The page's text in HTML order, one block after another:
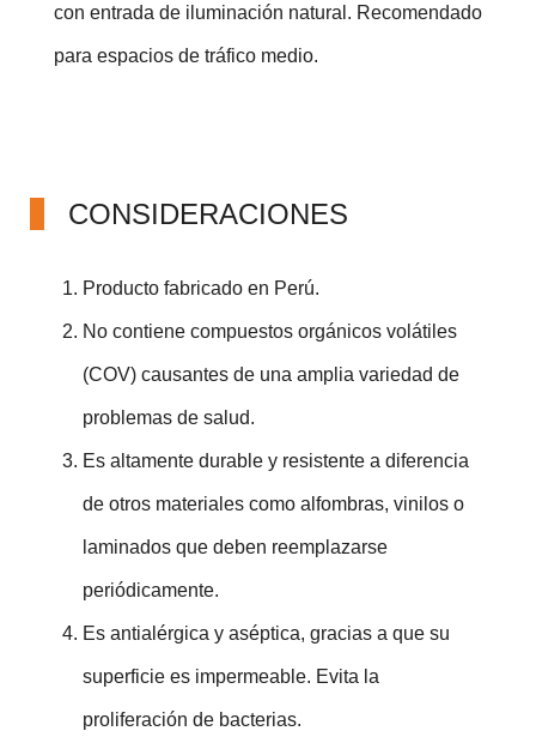
con entrada de iluminación natural. Recomendado
para espacios de tráfico medio.
CONSIDERACIONES
Producto fabricado en Perú.
No contiene compuestos orgánicos volátiles
(COV) causantes de una amplia variedad de
problemas de salud.
Es altamente durable y resistente a diferencia
de otros materiales como alfombras, vinilos o
laminados que deben reemplazarse
periódicamente.
Es antialérgica y aséptica, gracias a que su
superficie es impermeable. Evita la
proliferación de bacterias.